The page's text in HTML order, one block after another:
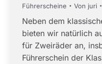
Führerscheine Von juri
Neben dem
bieten wir natürlich
für Zweiräder an,
Führerschein der